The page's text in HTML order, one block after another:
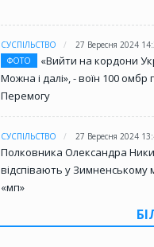
СУСПІЛЬСТВО
27 Вересня 2024
ФОТО
«Вийти на кордони
Можна і далі», - воїн 100 омбр
Перемогу
СУСПІЛЬСТВО 27 Вересня 2024
Полковника Олександра
відспівають у Зимненському
«мп»